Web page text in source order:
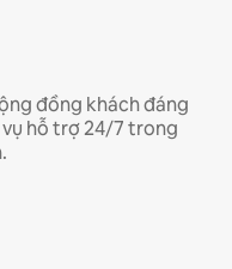
đồng khách đáng
hỗ trợ 24/7 trong